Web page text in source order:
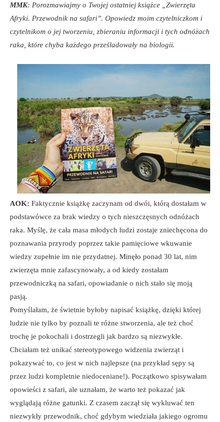
MMK: Porozmawiajmy o Twojej ostatniej książce „Zwierzęta
Afryki. Przewodnik na safari”. Opowiedz moim czytelniczkom i
czytelnikom o jej tworzeniu, zbieraniu informacji i tych odnóżach
raka, które chyba każdego prześladowały na biologii.
AOK: Faktycznie książkę zaczynam od dwói, którą dostałam w
podstawówce za brak wiedzy o tych nieszczęsnych odnóżach
raka. Myślę, że cała masa młodych ludzi zostaje zniechęcona do
poznawania przyrody poprzez takie pamięciowe wkuwanie
wiedzy zupełnie im nie przydatnej. Minęło ponad 30 lat, nim
zwierzęta mnie zafascynowały, a od kiedy zostałam
przewodniczką na safari, opowiadanie o nich stało się moją
pasją.
Pomyślałam, że świetnie byłoby napisać książkę, dzięki której
ludzie nie tylko by poznali te różne stworzenia, ale też choć
trochę je pokochali i dostrzegli jak bardzo są niezwykłe.
Chciałam też unikać stereotypowego widzenia zwierząt i
pokazywać to, co jest w nich najlepsze (na przykład sępy są
przez ludzi kompletnie niedoceniane!). Początkowo spisywałam
opowieści z safari, ale uznałam, że warto też pokazać jak
wyglądają różne gatunki. Z czasem zaczął się wykluwać ten
niezwykły przewodnik, choć gdybym wiedziała jakiego ogromu